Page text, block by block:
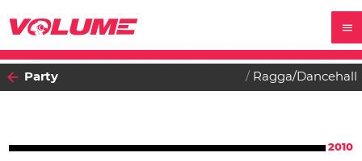
Party Ragga/Dancehall
2010